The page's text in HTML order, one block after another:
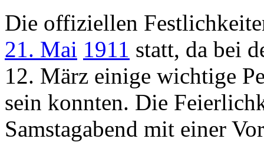
Die offiziellen
21. Mai 1911 statt, da bei
12. März einige wichtige
sein konnten. Die
Samstagabend mit einer